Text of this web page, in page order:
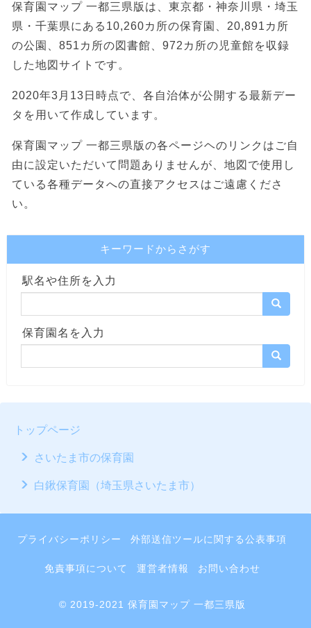
保育園マップ 一都三県版は、東京都・神奈川県・埼玉
県・千葉県にある10,260カ所の保育園、20,891カ所
の公園、851カ所の図書館、972カ所の児童館を収録
した地図サイトです。
2020年3月13日時点で、各自治体が公開する最新デー
タを用いて作成しています。
保育園マップ 一都三県版の各ページヘのリンクはご自
由に設定いただいて問題ありませんが、地図で使用し
ている各種データへの直接アクセスはご遠慮くださ
い。
キーワードからさがす
駅名や住所を入力
保育園名を入力
トップページ
さいたま市の保育園
白鍬保育園（埼玉県さいたま市）
プライバシーポリシー 外部送信ツールに関する公表事項
免責事項について 運営者情報 お問い合わせ
© 2019-2021 保育園マップ 一都三県版